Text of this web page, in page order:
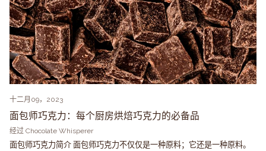
十二月09，2023
面包师巧克力：每个厨房烘焙巧克力的必备品
经过 Chocolate Whisperer
面包师巧克力简介 面包师巧克力不仅仅是一种原料；它还是一种原料。